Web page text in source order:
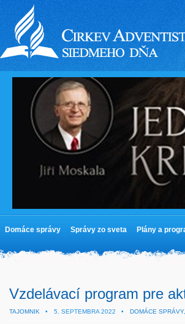
Domáce správy Správy zo sveta Plány a
Vzdelávací program pre
TAJOMNIK • 5. SEPTEMBRA 2022 • DOMÁCE SPRÁVY,